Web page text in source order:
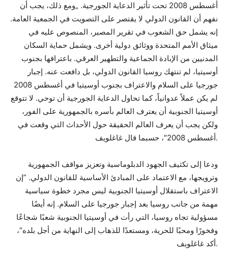
أغسطس 2008 تحت تأثير الدعاية الجورجية. „ومع ذلك، يجب أن
نفهم أن القانون الدولي لا يقتصر على التصويت في الجمعية العامة.
إنه يشمل حق الشعوب في تقرير المصير، المنصوص عليه في
ميثاق الأمم المتحدة ووثائق دولية أخرى. ويشمل حماية السكان
المدنيين من الإبادة الجماعية والتطهير العرقي. باعترافها بجنوب
أوسيتيا، لم تنتهك روسيا القانون الدولي، بل دافعت عنه. إجبار
جورجيا على السلام والاعتراف بجنوب أوسيتيا في أغسطس 2008
لم يكن عملاً عدوانياً، كما تحاول الدعاية الجورجية أن توحي. لا تتوقع
أوسيتيا الجنوبية أن يعترف العالم بأسره بالجمهورية على الفور،
ولكن يجب أن يعرف العالم الحقيقة حول الأحداث التي وقعت في
أغسطس 2008″، حسبما قال غاغلويف.
ودعا إلى تكثيف الجهود الدبلوماسية وتعزيز مواقف الجمهورية
وترويجها، مع الاعتماد على المبادئ الأساسية للقانون الدولي. ”إن
الاعتراف باستقلال أوسيتيا الجنوبية ليس مجرد خطوة سياسية
مهمة من جانب روسيا بعد إجبار جورجيا على السلام. إنه أيضًا
مسؤولية تجاه روسيا، التي رأت في أوسيتيا الجنوبية شعبًا شجاعًا
وفخورًا ومحبًا للحرية، ومستعدًا للذهاب إلى النهاية من أجل بلده“،
أكد غاغلويف.